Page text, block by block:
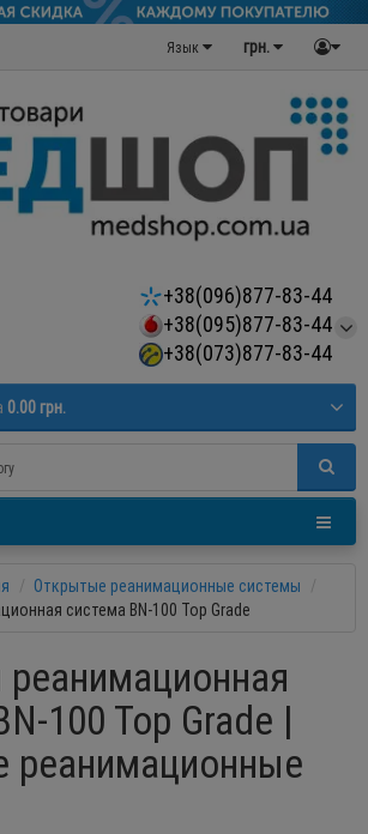
грн.
Язык
+38(096)877-83-44
+38(095)877-83-44
+38(073)877-83-44
0.00 грн.
Открытые реанимационные системы
система BN-100 Top Grade
100 Top Grade |
реанимационные